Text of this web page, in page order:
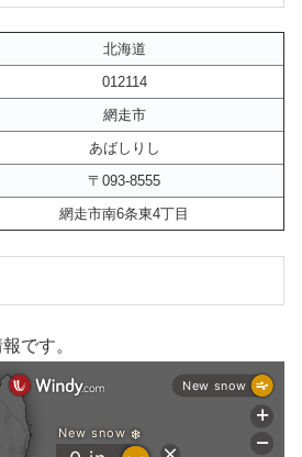
北海道
012114
網走市
あばしりし
〒093-8555
網走市南6条東4丁目
です。